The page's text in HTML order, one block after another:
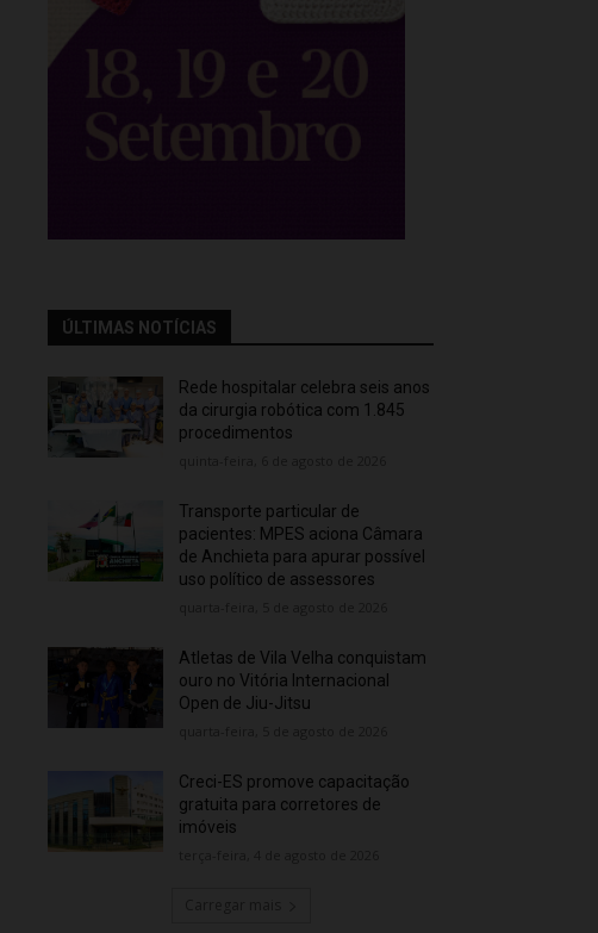
ÚLTIMAS NOTÍCIAS
Rede hospitalar celebra seis anos
da cirurgia robótica com 1.845
procedimentos
Transporte particular de
pacientes: MPES aciona Câmara
de Anchieta para apurar possível
uso político de assessores
Atletas de Vila Velha conquistam
ouro no Vitória Internacional
Open de Jiu-Jitsu
Creci-ES promove capacitação
gratuita para corretores de
imóveis